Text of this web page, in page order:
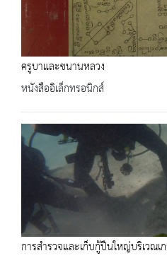
ครูบาและขนานหลวง
หนังสืออิเล็กทรอนิกส์
การสำรวจและเก็บกู้ปืนใหญ่บริเวณเ